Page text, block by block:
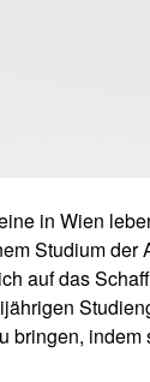
in Wien
Studium
auf das
bringen,